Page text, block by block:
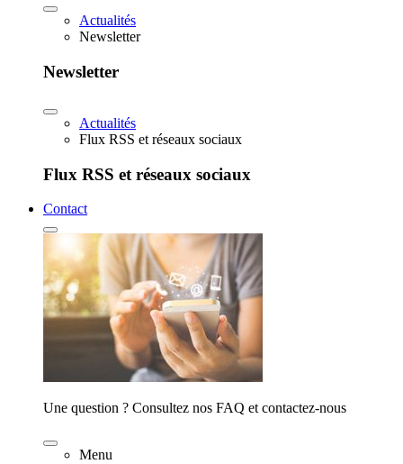
Actualités
Newsletter
Newsletter
Actualités
Flux RSS et réseaux sociaux
Flux RSS et réseaux sociaux
Contact
Une question ? Consultez nos FAQ et contactez-nous
Menu